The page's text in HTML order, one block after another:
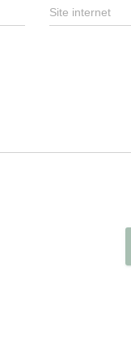
Site internet